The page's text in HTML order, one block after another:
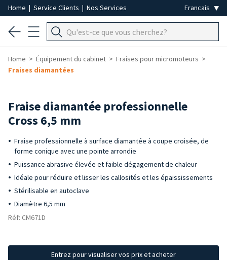
Home | Service Clients | Nos Services
Home Équipement du cabinet
Fraises pour micromoteurs
Fraises diamantées
Fraise diamantée professionnelle
Cross 6,5 mm
Fraise professionnelle à surface diamantée à coupe croisée, de
forme conique avec une pointe arrondie
Puissance abrasive élevée et faible dégagement de chaleur
Idéale pour réduire et lisser les callosités et les épaississements
Stérilisable en autoclave
Diamètre 6,5 mm
Réf: CM671D
Entrez pour visualiser vos prix et acheter